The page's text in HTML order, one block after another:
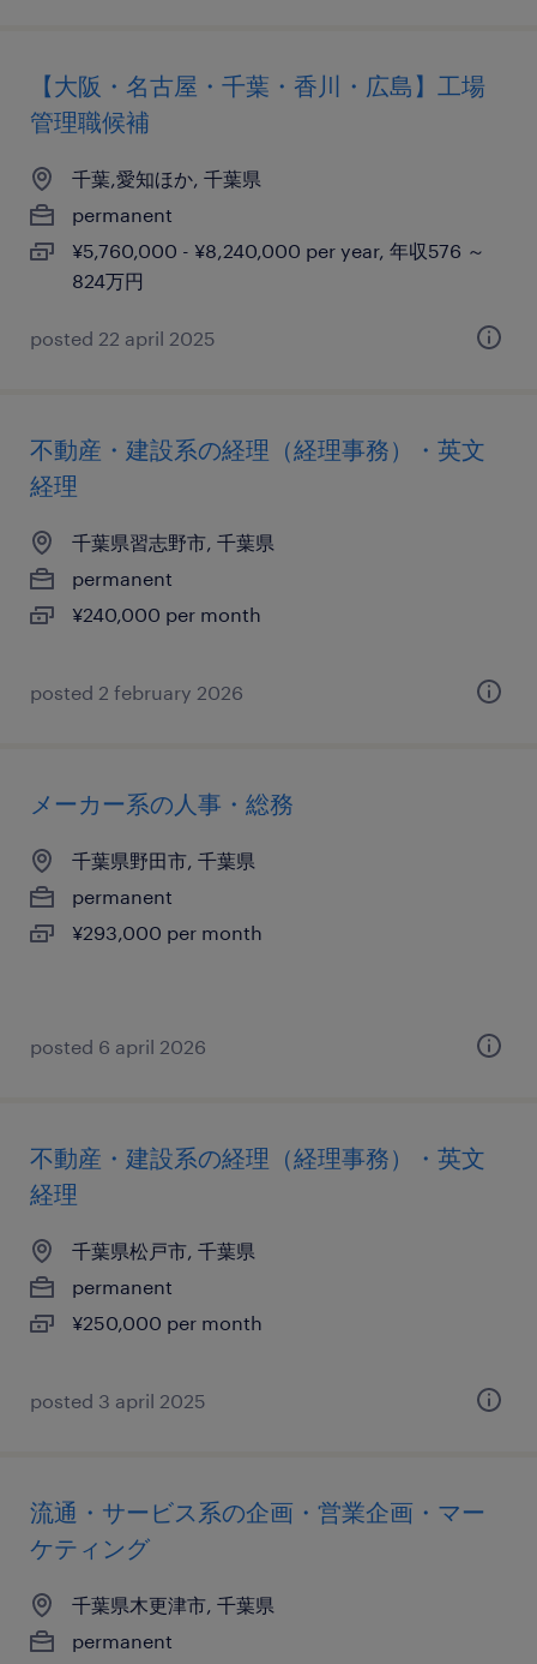
【大阪・名古屋・千葉・香川・広島】工場
管理職候補
千葉,愛知ほか, 千葉県
permanent
¥5,760,000 - ¥8,240,000 per year, 年収576 ～
824万円
posted 22 april 2025
不動産・建設系の経理（経理事務）・英文
経理
千葉県習志野市, 千葉県
permanent
¥240,000 per month
posted 2 february 2026
メーカー系の人事・総務
千葉県野田市, 千葉県
permanent
¥293,000 per month
posted 6 april 2026
不動産・建設系の経理（経理事務）・英文
経理
千葉県松戸市, 千葉県
permanent
¥250,000 per month
posted 3 april 2025
流通・サービス系の企画・営業企画・マー
ケティング
千葉県木更津市, 千葉県
permanent